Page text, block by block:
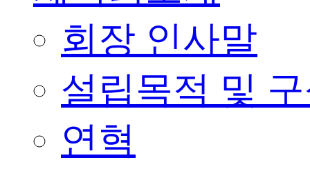
회장 인사말
설립목적 및
연혁